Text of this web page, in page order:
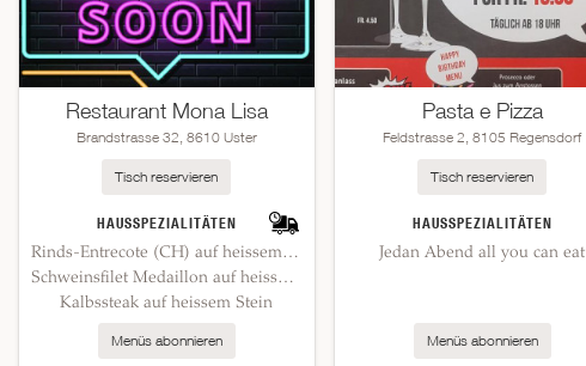
Restaurant Mona Lisa
Brandstrasse 32, 8610 Uster
HAUSSPEZIALITÄTEN
Rinds-Entrecote (CH) auf heissem Stein
Schweinsfilet Medaillon auf heissem Stein
Kalbssteak auf heissem Stein
Menüs abonnieren
Tisch reservieren
Pasta e Pizza
Feldstrasse 2, 8105 Regensdorf
HAUSSPEZIALITÄTEN
Jedan Abend all you can eat
Menüs abonnieren
Tisch reservieren